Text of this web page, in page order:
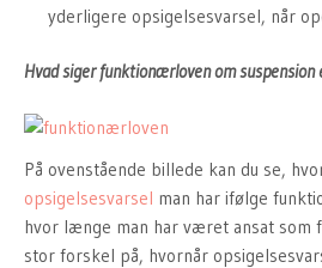
yderligere opsigelsesvarsel, når
Hvad siger funktionærloven om
På ovenstående billede kan du se,
opsigelsesvarsel man har ifølge
hvor længe man har været ansat som
stor forskel på, hvornår